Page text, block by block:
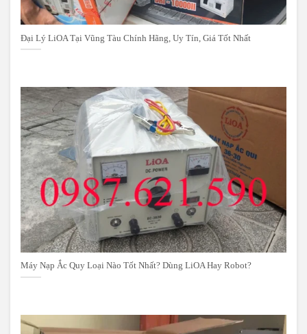
Đại Lý LiOA Tại Vũng Tàu Chính Hãng, Uy Tín, Giá Tốt Nhất
Máy Nạp Ắc Quy Loại Nào Tốt Nhất? Dùng LiOA Hay Robot?